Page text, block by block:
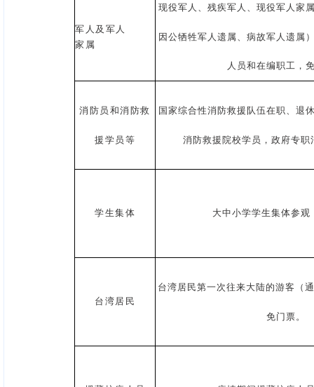
军人及军人
家属
现役军人、残疾军人、现役军人家
因公牺牲军人遗属、病故军人遗属
人员和在编职工，
消防员和消防救
援学员等
国家综合性消防救援队伍在职、退
消防救援院校学员，政府专职
学生集体 大中小学学生集体参观
台湾居民
台湾居民第一次往来大陆的游客（
免门票。